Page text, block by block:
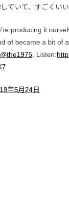
ていて、すごくいい
producing it
of became a bit of
@the1975 . Listen:
年5月24日